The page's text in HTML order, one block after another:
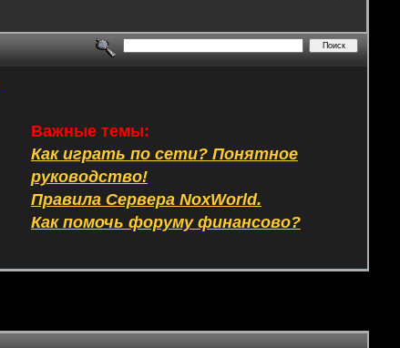
Важные темы:
Как играть по сети? Понятное
руководство!
Правила Сервера NoxWorld.
Как помочь форуму финансово?